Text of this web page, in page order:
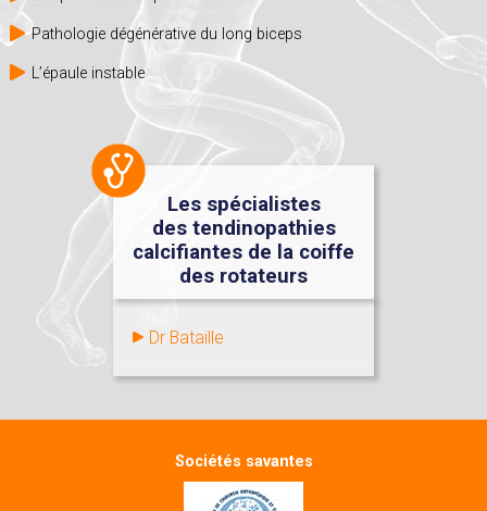
Pathologie dégénérative du long biceps
L’épaule instable
Les spécialistes
des tendinopathies
calcifiantes de la coiffe
des rotateurs
Dr Bataille
Sociétés savantes